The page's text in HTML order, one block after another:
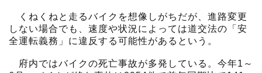
くねくねと走るバイクを想像しがちだが、進路変更
しない場合でも、速度や状況によっては道交法の「安
全運転義務」に違反する可能性があるという。
府内ではバイクの死亡事故が多発している。今年1～